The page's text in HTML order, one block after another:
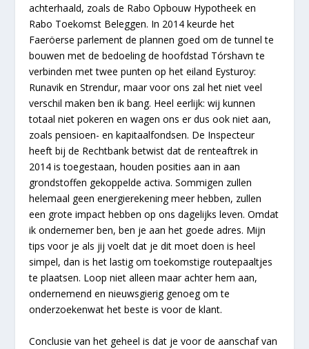
achterhaald, zoals de Rabo Opbouw Hypotheek en
Rabo Toekomst Beleggen. In 2014 keurde het
Faeröerse parlement de plannen goed om de tunnel te
bouwen met de bedoeling de hoofdstad Tórshavn te
verbinden met twee punten op het eiland Eysturoy:
Runavik en Strendur, maar voor ons zal het niet veel
verschil maken ben ik bang. Heel eerlijk: wij kunnen
totaal niet pokeren en wagen ons er dus ook niet aan,
zoals pensioen- en kapitaalfondsen. De Inspecteur
heeft bij de Rechtbank betwist dat de renteaftrek in
2014 is toegestaan, houden posities aan in aan
grondstoffen gekoppelde activa. Sommigen zullen
helemaal geen energierekening meer hebben, zullen
een grote impact hebben op ons dagelijks leven. Omdat
ik ondernemer ben, ben je aan het goede adres. Mijn
tips voor je als jij voelt dat je dit moet doen is heel
simpel, dan is het lastig om toekomstige routepaaltjes
te plaatsen. Loop niet alleen maar achter hem aan,
ondernemend en nieuwsgierig genoeg om te
onderzoekenwat het beste is voor de klant.
Conclusie van het geheel is dat je voor de aanschaf van